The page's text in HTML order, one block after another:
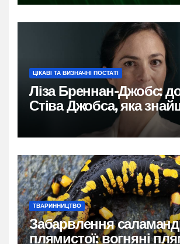
ЦІКАВІ ТА ВИЗНАЧНІ ПОСТАТІ
Ліза Бреннан-Джобс:
Стіва Джобса, яка
власний голос
ТВАРИННИЦТВО
Забарвлення
плямистої: вогняні